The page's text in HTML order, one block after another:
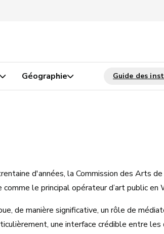
Géographie
d'années, la Commission des Arts
comme le principal opérateur d’art public en
de manière significative, un rôle de
une interface crédible entre les